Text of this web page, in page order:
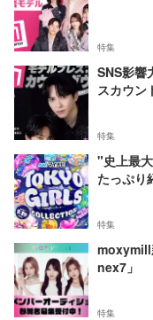
特集
SNS影響
スカウン
特集
"史上最
たっぷり
特集
moxymill
nex7」
特集